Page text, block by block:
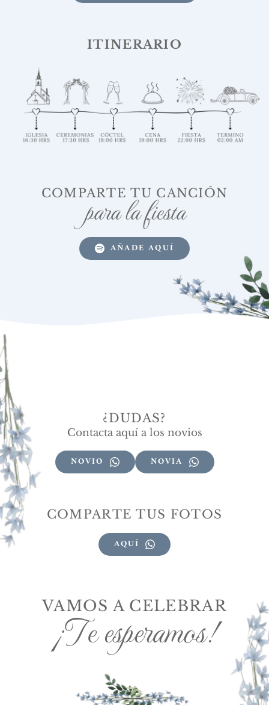
ITINERARIO
COMPARTE TU CANCIÓN
para la fiesta
AÑADE AQUÍ
¿DUDAS?
Contacta aquí a los novios
NOVIO NOVIA
COMPARTE TUS FOTOS
AQUÍ
VAMOS A CELEBRAR
¡Te esperamos!